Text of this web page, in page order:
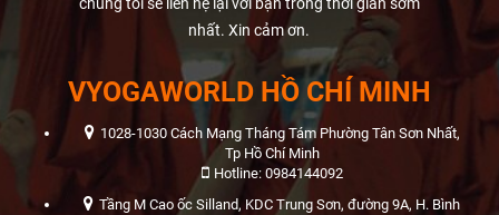
nhất. Xin cảm ơn.
VYOGAWORLD HỒ CHÍ MINH
1028-1030 Cách Mạng Tháng Tám Phường Tân Sơn Nhất,
Tp Hồ Chí Minh
Hotline: 0984144092
Tầng M Cao ốc Silland, KDC Trung Sơn, đường 9A, H. Bình